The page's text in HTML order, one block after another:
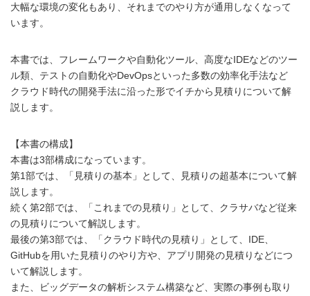
大幅な環境の変化もあり、それまでのやり方が通用しなくなって
います。
本書では、フレームワークや自動化ツール、高度なIDEなどのツー
ル類、テストの自動化やDevOpsといった多数の効率化手法など
クラウド時代の開発手法に沿った形でイチから見積りについて解
説します。
【本書の構成】
本書は3部構成になっています。
第1部では、「見積りの基本」として、見積りの超基本について解
説します。
続く第2部では、「これまでの見積り」として、クラサバなど従来
の見積りについて解説します。
最後の第3部では、「クラウド時代の見積り」として、IDE、
GitHubを用いた見積りのやり方や、アプリ開発の見積りなどにつ
いて解説します。
また、ビッグデータの解析システム構築など、実際の事例も取り